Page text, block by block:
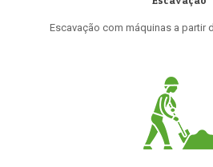
Escavação com máquinas a partir